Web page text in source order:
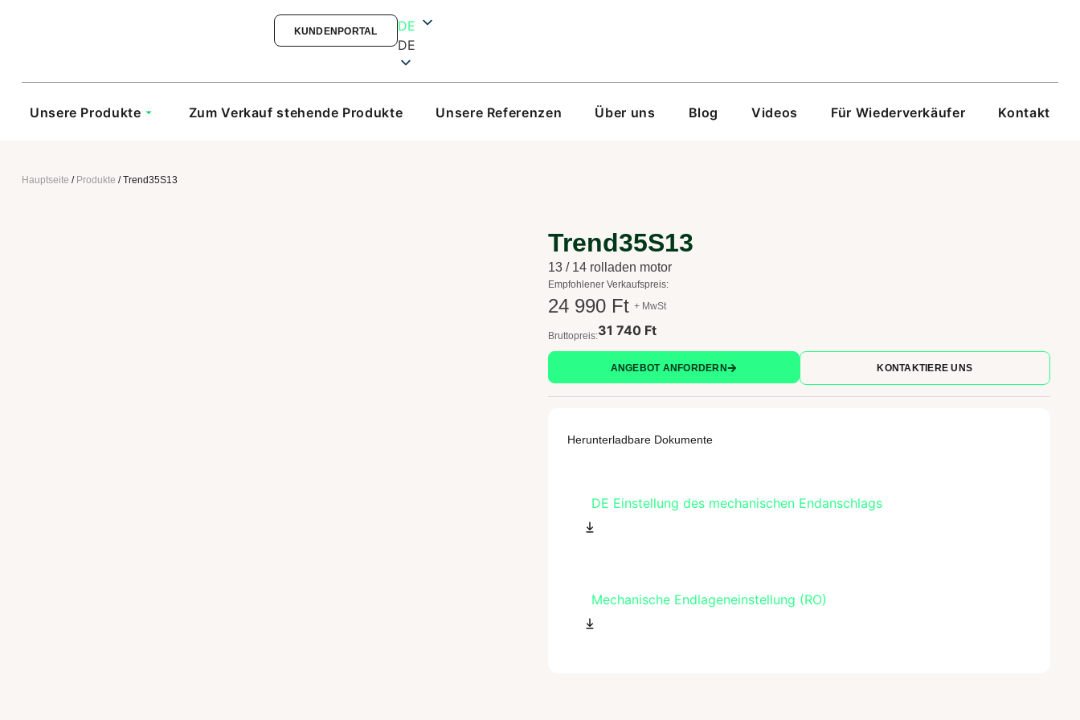
KUNDENPORTAL
DE
DE
Unsere Produkte Zum Verkauf stehende Produkte Unsere Referenzen Über uns Blog Videos Für Wiederverkäufer Kontakt
Hauptseite / Produkte /Trend35S13
Trend35S13
13 / 14 rolladen motor
Empfohlener Verkaufspreis:
24 990 Ft + MwSt
Bruttopreis:31 740 Ft
ANGEBOT ANFORDERN KONTAKTIERE UNS
Herunterladbare Dokumente
DE Einstellung des mechanischen Endanschlags
Mechanische Endlageneinstellung (RO)